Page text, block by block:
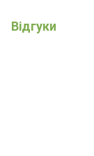
Відгуки